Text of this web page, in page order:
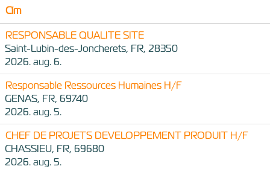
Cím
RESPONSABLE QUALITE SITE
Saint-Lubin-des-Joncherets, FR, 28350
2026. aug. 6.
Responsable Ressources Humaines H/F
GENAS, FR, 69740
2026. aug. 5.
CHEF DE PROJETS DEVELOPPEMENT PRODUIT H/F
CHASSIEU, FR, 69680
2026. aug. 5.